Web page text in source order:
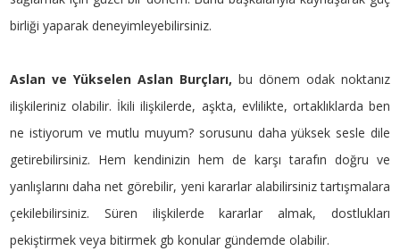
birliği yaparak deneyimleyebilirsiniz.
Aslan ve Yükselen Aslan Burçları, bu dönem odak noktanız
ilişkileriniz olabilir. İkili ilişkilerde, aşkta, evlilikte, ortaklıklarda ben
ne istiyorum ve mutlu muyum? sorusunu daha yüksek sesle dile
getirebilirsiniz. Hem kendinizin hem de karşı tarafın doğru ve
yanlışlarını daha net görebilir, yeni kararlar alabilirsiniz tartışmalara
çekilebilirsiniz. Süren ilişkilerde kararlar almak, dostlukları
pekiştirmek veya bitirmek gb konular gündemde olabilir.